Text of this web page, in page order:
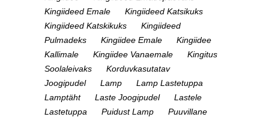
Kingiideed Emale
Kingiideed Katsikuks
Kingiideed Katskikuks
Kingiideed
Pulmadeks
Kingiidee Emale
Kingiidee
Kallimale
Kingiidee Vanaemale
Kingitus
Soolaleivaks
Korduvkasutatav
Joogipudel
Lamp
Lamp Lastetuppa
Lamptäht
Laste Joogipudel
Lastele
Lastetuppa
Puidust Lamp
Puuvillane